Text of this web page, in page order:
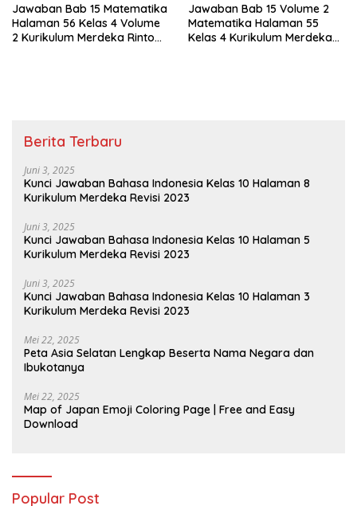
Jawaban Bab 15 Matematika
Halaman 56 Kelas 4 Volume
2 Kurikulum Merdeka Rinto
Jawaban Bab 15 Volume 2
Matematika Halaman 55
Kelas 4 Kurikulum Merdeka
Berita Terbaru
Juni 3, 2025
Kunci Jawaban Bahasa Indonesia Kelas 10 Halaman 8
Kurikulum Merdeka Revisi 2023
Juni 3, 2025
Kunci Jawaban Bahasa Indonesia Kelas 10 Halaman 5
Kurikulum Merdeka Revisi 2023
Juni 3, 2025
Kunci Jawaban Bahasa Indonesia Kelas 10 Halaman 3
Kurikulum Merdeka Revisi 2023
Mei 22, 2025
Peta Asia Selatan Lengkap Beserta Nama Negara dan
Ibukotanya
Mei 22, 2025
Map of Japan Emoji Coloring Page | Free and Easy
Download
Popular Post